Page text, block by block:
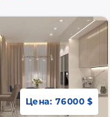
Цена: 76000 $